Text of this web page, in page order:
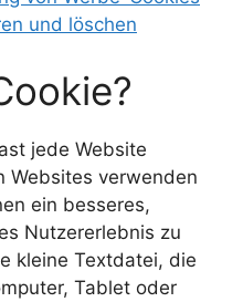
und löschen
jede Website
Websites verwenden
ein besseres,
Nutzererlebnis zu
kleine Textdatei, die
Tablet oder